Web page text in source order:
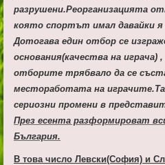
разрушени.Реорганизацията
която спортът имал давайки
Дотогава един отбор се
основания(качества на
отборите трябвало да се
местоработата на
сериозни промени в
През есента разформироват
България.
В това число Левски(София) и